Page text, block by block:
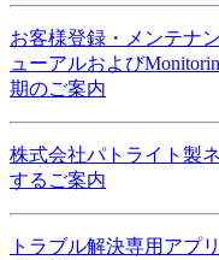
お客様登録・メンテナ
ューアルおよび
期のご案内
株式会社パトライト製
するご案内
トラブル解決専用アプ